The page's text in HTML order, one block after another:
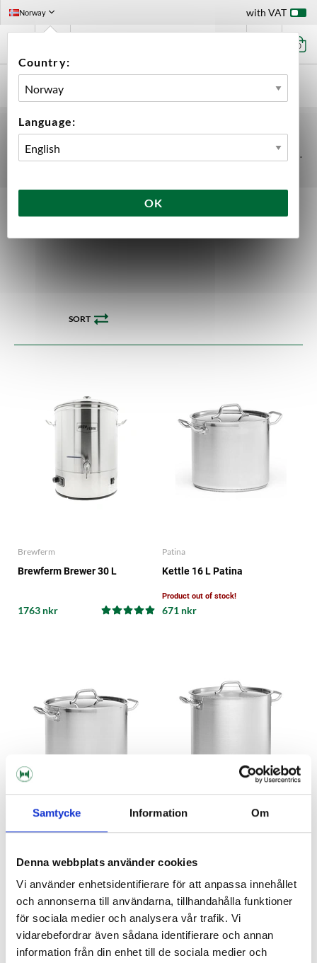
Samtycke Information Om
Denna webbplats använder cookies
Vi använder enhetsidentifierare för att anpassa innehållet
och annonserna till användarna, tillhandahålla funktioner
för sociala medier och analysera vår trafik. Vi
vidarebefordrar även sådana identifierare och annan
information från din enhet till de sociala medier och
Norway
Country:
Language:
OK
with VAT
0
BREW KETTLES
Stainless steel high quality kettles for brewing or sparge water heaters.
SORT
Brewferm
Brewferm Brewer 30 L
1763 nkr
Patina
Kettle 16 L Patina
Product out of stock!
671 nkr
Patina
Product out of stock!
Patina